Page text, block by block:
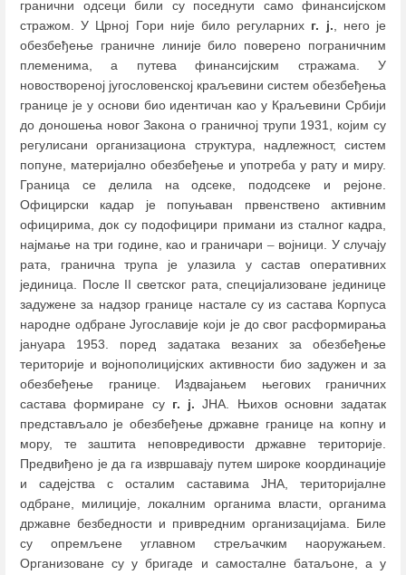
гранични одсеци били су поседнути само финансијском
стражом. У Црној Гори није било регуларних г. ј., него је
обезбеђење граничне линије било поверено пограничним
племенима, а путева финансијским стражама. У
новоствореној југословенској краљевини систем обезбеђења
границе је у основи био идентичан као у Краљевини Србији
до доношења новог Закона о граничној трупи 1931, којим су
регулисани организациона структура, надлежност, систем
попуне, материјално обезбеђење и употреба у рату и миру.
Граница се делила на одсеке, пододсеке и рејоне.
Официрски кадар је попуњаван првенствено активним
официрима, док су подофицири примани из сталног кадра,
најмање на три године, као и граничари –војници. У случају
рата, гранична трупа је улазила у састав оперативних
јединица. После II светског рата, специјализоване јединице
задужене за надзор границе настале су из састава Корпуса
народне одбране Југославије који је до свог расформирања
јануара 1953. поред задатака везаних за обезбеђењe
територије и војнополицијских активности био задужен и за
обезбеђење границе. Издвајањем његових граничних
састава формиране су г. ј. ЈНА. Њихов основни задатак
представљало је обезбеђење државне границе на копну и
мору, те заштита неповредивости државне територије.
Предвиђено је да га извршавају путем широке координације
и садејства с осталим саставима ЈНА, територијалне
одбране, милиције, локалним органима власти, органима
државне безбедности и привредним организацијама. Биле
су опремљене углавном стрељачким наоружањем.
Организоване су у бригаде и самосталне батаљоне, а у